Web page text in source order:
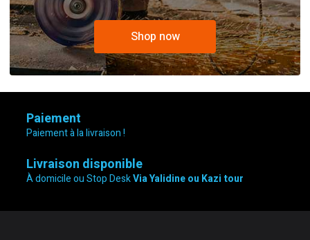
Shop now
Paiement
Paiement à la livraison !
Livraison disponible
À domicile ou Stop DeskVia Yalidine ou Kazi tour